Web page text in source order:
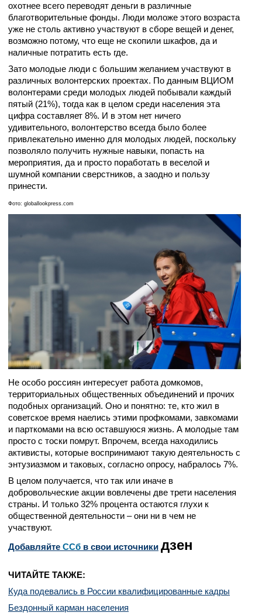
охотнее всего переводят деньги в различные
благотворительные фонды. Люди моложе этого возраста
уже не столь активно участвуют в сборе вещей и денег,
возможно потому, что еще не скопили шкафов, да и
наличные потратить есть где.
Зато молодые люди с большим желанием участвуют в
различных волонтерских проектах. По данным ВЦИОМ
волонтерами среди молодых людей побывали каждый
пятый (21%), тогда как в целом среди населения эта
цифра составляет 8%. И в этом нет ничего
удивительного, волонтерство всегда было более
привлекательно именно для молодых людей, поскольку
позволяло получить нужные навыки, попасть на
мероприятия, да и просто поработать в веселой и
шумной компании сверстников, а заодно и пользу
принести.
Фото: globallookpress.com
Не особо россиян интересует работа домкомов,
территориальных общественных объединений и прочих
подобных организаций. Оно и понятно: те, кто жил в
советское время наелись этими профкомами, завкомами
и парткомами на всю оставшуюся жизнь. А молодые там
просто с тоски помрут. Впрочем, всегда находились
активисты, которые воспринимают такую деятельность с
энтузиазмом и таковых, согласно опросу, набралось 7%.
В целом получается, что так или иначе в
добровольческие акции вовлечены две трети населения
страны. И только 32% процента остаются глухи к
общественной деятельности – они ни в чем не
участвуют.
Добавляйте CСб в свои источники дзен
ЧИТАЙТЕ ТАКЖЕ:
Куда подевались в России квалифицированные кадры
Бездонный карман населения